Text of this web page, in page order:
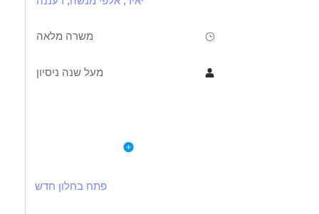
משרה מלאה
מעל שנה ניסיון
ניסיון בביקורת והכנת דוחות שנתיים לחברות ולעצמאיים
פתח בחלון חדש